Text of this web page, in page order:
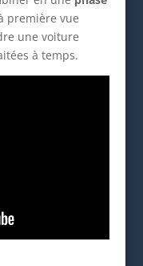
première vue
une voiture
à temps.